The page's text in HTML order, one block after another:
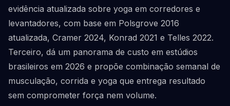
evidência atualizada sobre yoga em corredores e
levantadores, com base em Polsgrove 2016
atualizada, Cramer 2024, Konrad 2021 e Telles 2022.
Terceiro, dá um panorama de custo em estúdios
brasileiros em 2026 e propõe combinação semanal de
musculação, corrida e yoga que entrega resultado
sem comprometer força nem volume.